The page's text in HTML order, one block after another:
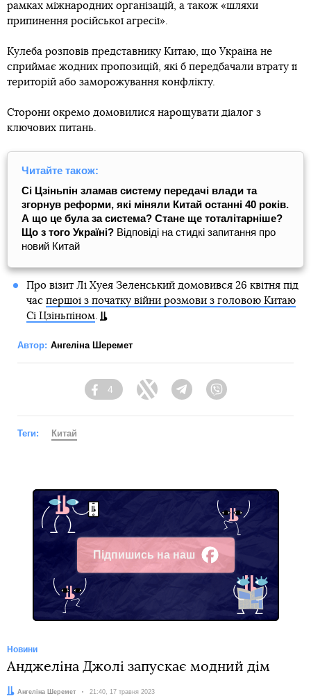
рамках міжнародних організацій, а також «шляхи
припинення російської агресії».
Кулеба розповів представнику Китаю, що Україна не
сприймає жодних пропозицій, які б передбачали втрату її
територій або заморожування конфлікту.
Сторони окремо домовилися нарощувати діалог з
ключових питань.
Читайте також:
Сі Цзіньпін зламав систему передачі влади та
згорнув реформи, які міняли Китай останні 40 років.
А що це була за система? Стане ще тоталітарніше?
Що з того Україні? Відповіді на стидкі запитання про
новий Китай
Про візит Лі Хуея Зеленський домовився 26 квітня під
час першої з початку війни розмови з головою Китаю
Сі Цзіньпіном.
Автор: Ангеліна Шеремет
Facebook
4
Twitter TelegramViber
Теги: Китай
Підпишись на наш
Facebook
Новини
Анджеліна Джолі запускає модний дім
Автор:
Ангеліна Шеремет Дата:
21:40, 17 травня 2023